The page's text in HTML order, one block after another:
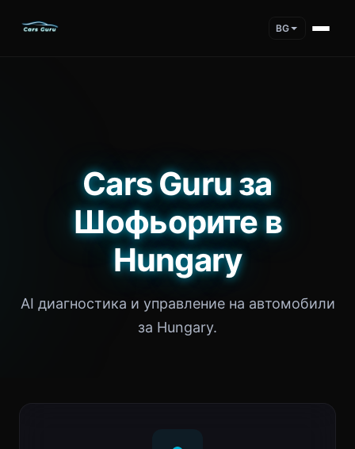
BG
Cars Guru за
Шофьорите в
Hungary
AI диагностика и управление на автомобили
за Hungary.